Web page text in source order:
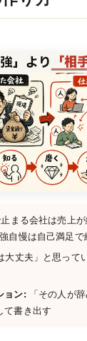
まる会社は売上
自慢は自己満足で
大丈夫」と思って
ョン: 「その人が
て書き出す